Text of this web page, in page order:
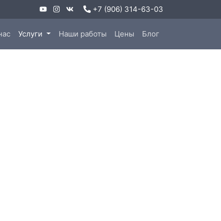
+7 (906) 314-63-03
Услуги Наши работы Цены Блог